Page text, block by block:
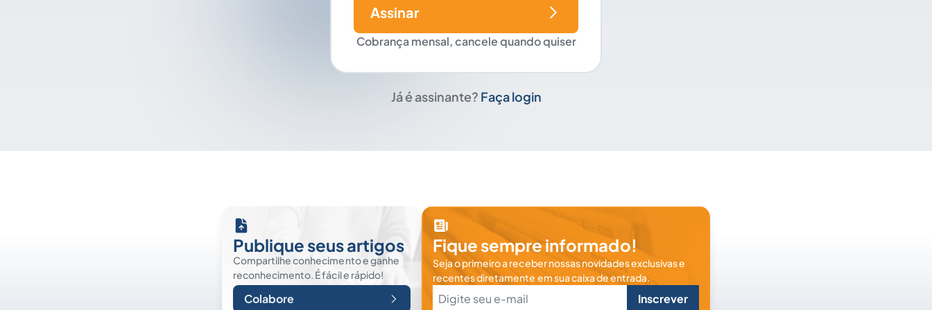
Cobrança mensal, cancele quando quiser
Assinar
Já é assinante? Faça login
Publique seus artigos
Compartilhe conhecimento e ganhe
reconhecimento. É fácil e rápido!
Colabore
Fique sempre informado!
Seja o primeiro a receber nossas novidades exclusivas e
recentes diretamente em sua caixa de entrada.
Inscrever